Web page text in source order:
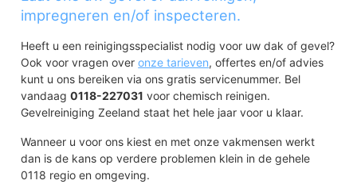
impregneren en/of inspecteren.
Heeft u een reinigingsspecialist nodig voor uw dak of gevel?
Ook voor vragen overonze tarieven, offertes en/of advies
kunt u ons bereiken via ons gratis servicenummer. Bel
vandaag0118-227031 voor chemisch reinigen.
Gevelreiniging Zeeland staat het hele jaar voor u klaar.
Wanneer u voor ons kiest en met onze vakmensen werkt
dan is de kans op verdere problemen klein in de gehele
0118 regio en omgeving.